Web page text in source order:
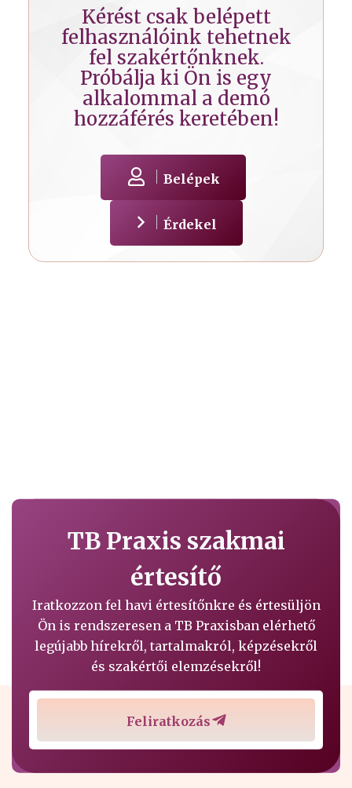
Kérést csak belépett
felhasználóink tehetnek
fel szakértőnknek.
Próbálja ki Ön is egy
alkalommal a demó
hozzáférés keretében!
Belépek
Érdekel
TB Praxis szakmai
értesítő
Iratkozzon fel havi értesítőnkre és értesüljön
Ön is rendszeresen a TB Praxisban elérhető
legújabb hírekről, tartalmakról, képzésekről
és szakértői elemzésekről!
Feliratkozás